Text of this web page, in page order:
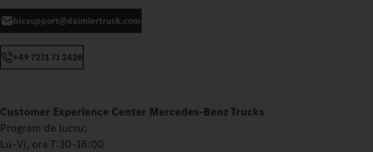
bicsupport@daimlertruck.com
+49 7271 71 2426
Customer Experience Center Mercedes‑Benz Trucks
Program de lucru:
Lu–Vi, ora 7:30–16:00